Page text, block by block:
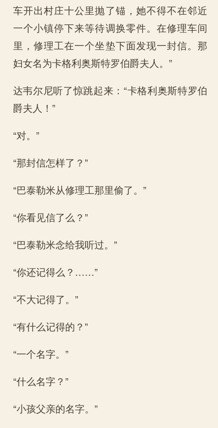
车开出村庄十公里抛了锚，她不得不在邻近
一个小镇停下来等待调换零件。在修理车间
里，修理工在一个坐垫下面发现一封信。那
妇女名为卡格利奥斯特罗伯爵夫人。”
达韦尔尼听了惊跳起来：“卡格利奥斯特罗伯
爵夫人！”
“对。”
“那封信怎样了？”
“巴泰勒米从修理工那里偷了。”
“你看见信了么？”
“巴泰勒米念给我听过。”
“你还记得么？……”
“不大记得了。”
“有什么记得的？”
“一个名字。”
“什么名字？”
“小孩父亲的名字。”